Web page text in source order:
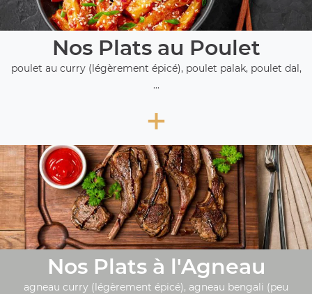
Nos Plats au Poulet
poulet au curry (légèrement épicé), poulet palak, poulet dal,
...
+
Nos Plats à l'Agneau
agneau curry (légèrement épicé), agneau bengali (peu